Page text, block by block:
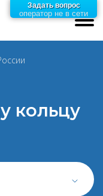
кольцу
Задать вопрос
оператор не в сети